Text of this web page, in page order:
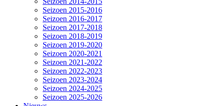
Seizoen 2015-2016
Seizoen 2016-2017
Seizoen 2017-2018
Seizoen 2018-2019
Seizoen 2019-2020
Seizoen 2020-2021
Seizoen 2021-2022
Seizoen 2022-2023
Seizoen 2023-2024
Seizoen 2024-2025
Seizoen 2025-2026